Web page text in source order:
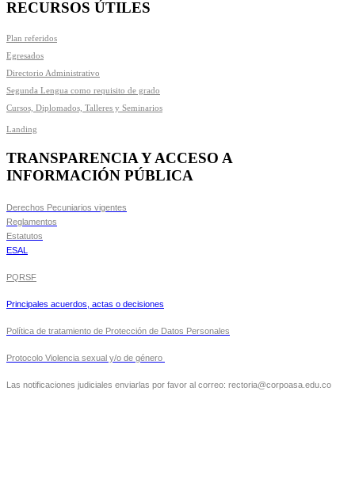
RECURSOS ÚTILES
Plan referidos
Egresados
Directorio Administrativo
Segunda Lengua como requisito de grado
Cursos, Diplomados, Talleres y Seminarios
Landing
TRANSPARENCIA Y ACCESO A
INFORMACIÓN PÚBLICA
Derechos Pecuniarios vigentes
Reglamentos
Estatutos
ESAL
PQRSF
Principales acuerdos, actas o decisiones
Política de tratamiento de Protección de Datos Personales
Protocolo Violencia sexual y/o de género
Las notificaciones judiciales enviarlas por favor al correo: rectoria@corpoasa.edu.co